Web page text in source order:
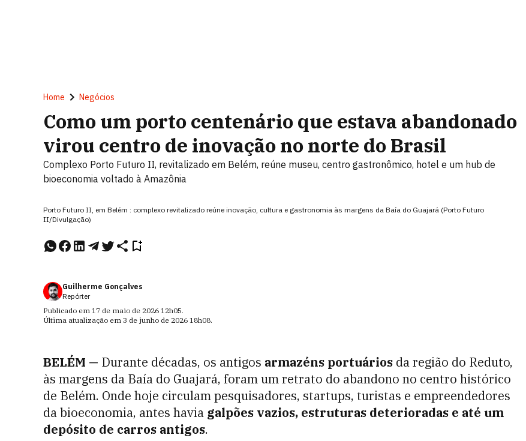
Home Negócios
Como um porto centenário que estava abandonado
virou centro de inovação no norte do Brasil
Complexo Porto Futuro II, revitalizado em Belém, reúne museu, centro gastronômico, hotel e um hub de
bioeconomia voltado à Amazônia
Porto Futuro II, em Belém : complexo revitalizado reúne inovação, cultura e gastronomia às margens da Baía do Guajará (Porto Futuro
II/Divulgação)
Guilherme Gonçalves
Repórter
Publicado em 17 de maio de 2026 12h05.
Última atualização em 3 de junho de 2026 18h08.
BELÉM — Durante décadas, os antigos armazéns portuários da região do Reduto,
às margens da Baía do Guajará, foram um retrato do abandono no centro histórico
de Belém. Onde hoje circulam pesquisadores, startups, turistas e empreendedores
da bioeconomia, antes havia galpões vazios, estruturas deterioradas e até um
depósito de carros antigos.